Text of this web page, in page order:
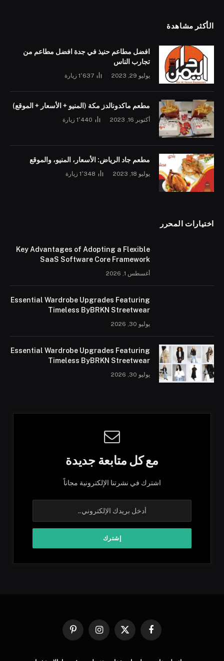
الأكثر مشاهدة
افضل مطاعم حنيذ في جدة افضل مطاعم من
تجارب الناس
يوليو 29, 2023 1٬637 زيارة
مطعم ماكدونالدز مكة (المنيو + الأسعار + الموقع)
أكتوبر 16, 2023 1٬440 زيارة
مطعم جاد الرياض: الأسعار، المنيو، والموقع
يوليو 18, 2023 1٬348 زيارة
اختيارات المحرر
Key Advantages of Adopting a Flexible
SaaS Software Core Framework
أغسطس 1, 2026
Essential Wardrobe Upgrades Featuring
Timeless ByBRKN Streetwear
يوليو 30, 2026
Essential Wardrobe Upgrades Featuring
Timeless ByBRKN Streetwear
يوليو 30, 2026
مع كل متابعة جديدة
اشترك في نشرتنا الإلكترونية مجاناً
فيسبوك
X
الانستغرامبينتيريست